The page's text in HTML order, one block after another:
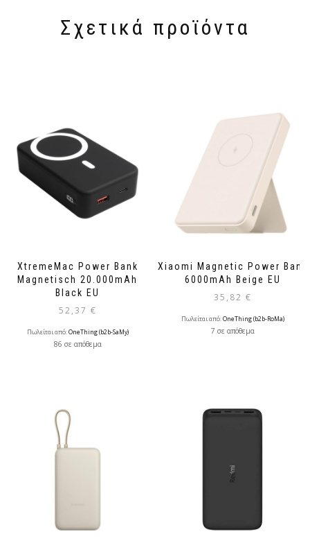
Σχετικά προϊόντα
XtremeMac Power Bank
Magnetisch 20.000mAh
Black EU
52,37 €
Πωλείται από:OneThing (b2b-SaMy)
86 σε απόθεμα
Xiaomi Magnetic Power Bank
6000mAh Beige EU
35,82 €
Πωλείται από:OneThing (b2b-RoMa)
7 σε απόθεμα